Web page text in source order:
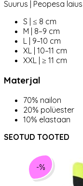
Suurus | Peopesa laius
S | ≤ 8 cm
M | 8–9 cm
L | 9–10 cm
XL | 10–11 cm
XXL | ≥ 11 cm
Materjal
70% nailon
20% polüester
10% elastaan
SEOTUD TOOTED
-%